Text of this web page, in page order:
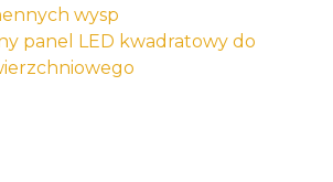
wysp
panel LED kwadratowy do